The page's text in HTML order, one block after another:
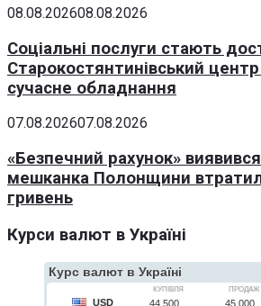
08.08.202608.08.2026
Соціальні послуги стають
Старокостянтинівський
сучасне обладнання
07.08.202607.08.2026
«Безпечний рахунок»
мешканка Полонщини
гривень
Курси валют в Україні